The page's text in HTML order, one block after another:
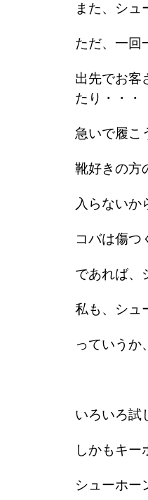
また、シュ
ただ、一回
出先でお客
たり・・・
急いで履こ
靴好きの方
入らないか
コバは傷つ
であれば、
私も、シュ
っていうか
いろいろ試
しかもキー
シューホー